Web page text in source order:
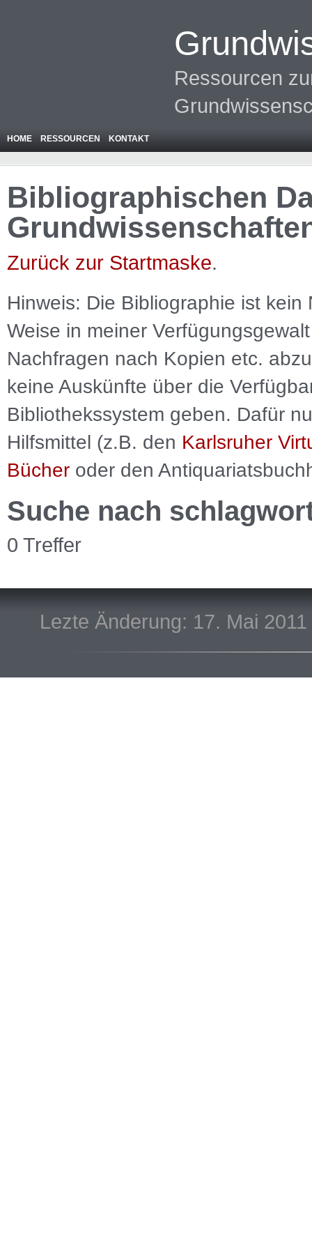
Ressourcen
HOME RESSOURCEN KONTAKT
Bibliographischen
Zurück zur Startmaske.
Hinweis: Die Bibliographie ist kein
Weise in meiner
Nachfragen nach Kopien etc.
keine Auskünfte über die
Bibliothekssystem geben. Dafür
Hilfsmittel (z.B. den Karlsruher
Bücher oder den
Suche nach
0 Treffer
Lezte Änderung: 17. Mai